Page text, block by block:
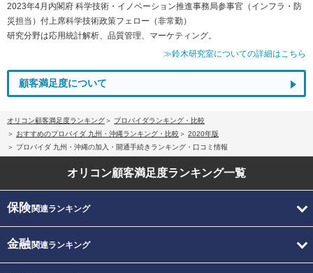
2023年4月内閣府 科学技術・イノベーション推進事務局参事官（インフラ・防
災担当）付上席科学技術政策フェロー（非常勤）
研究分野は応用統計解析、品質管理、マーケティング。
≫鈴木研究室についての詳細はこちら
顧客満足度について
オリコン顧客満足度ランキング
プロバイダランキング・比較
おすすめのプロバイダ 九州・沖縄ランキング・比較
2020年版
プロバイダ 九州・沖縄の加入・開通手続きランキング・口コミ情報
オリコン顧客満足度ランキング一覧
保険関連ランキング
金融関連ランキング